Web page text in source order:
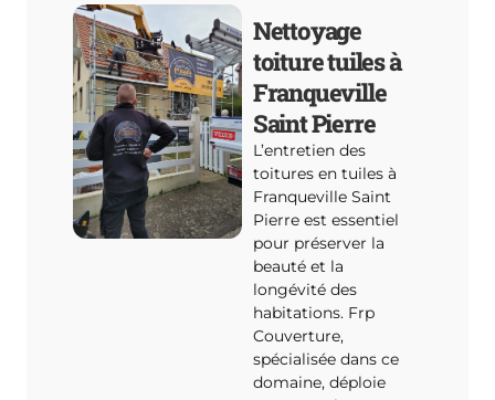
Nettoyage
toiture tuiles à
Franqueville
Saint Pierre
L’entretien des
toitures en tuiles à
Franqueville Saint
Pierre est essentiel
pour préserver la
beauté et la
longévité des
habitations. Frp
Couverture,
spécialisée dans ce
domaine, déploie